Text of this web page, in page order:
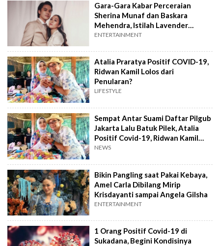
Gara-Gara Kabar Perceraian
Sherina Munaf dan Baskara
Mehendra, Istilah Lavender
Marriage Trending
ENTERTAINMENT
Atalia Praratya Positif COVID-19,
Ridwan Kamil Lolos dari
Penularan?
LIFESTYLE
Sempat Antar Suami Daftar Pilgub
Jakarta Lalu Batuk Pilek, Atalia
Positif Covid-19, Ridwan Kamil
Minta Doa
NEWS
Bikin Pangling saat Pakai Kebaya,
Amel Carla Dibilang Mirip
Krisdayanti sampai Angela Gilsha
ENTERTAINMENT
1 Orang Positif Covid-19 di
Sukadana, Begini Kondisinya